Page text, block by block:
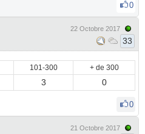
0
22 Octobre 2017
33
101-300 + de 300
3 0
0
21 Octobre 2017